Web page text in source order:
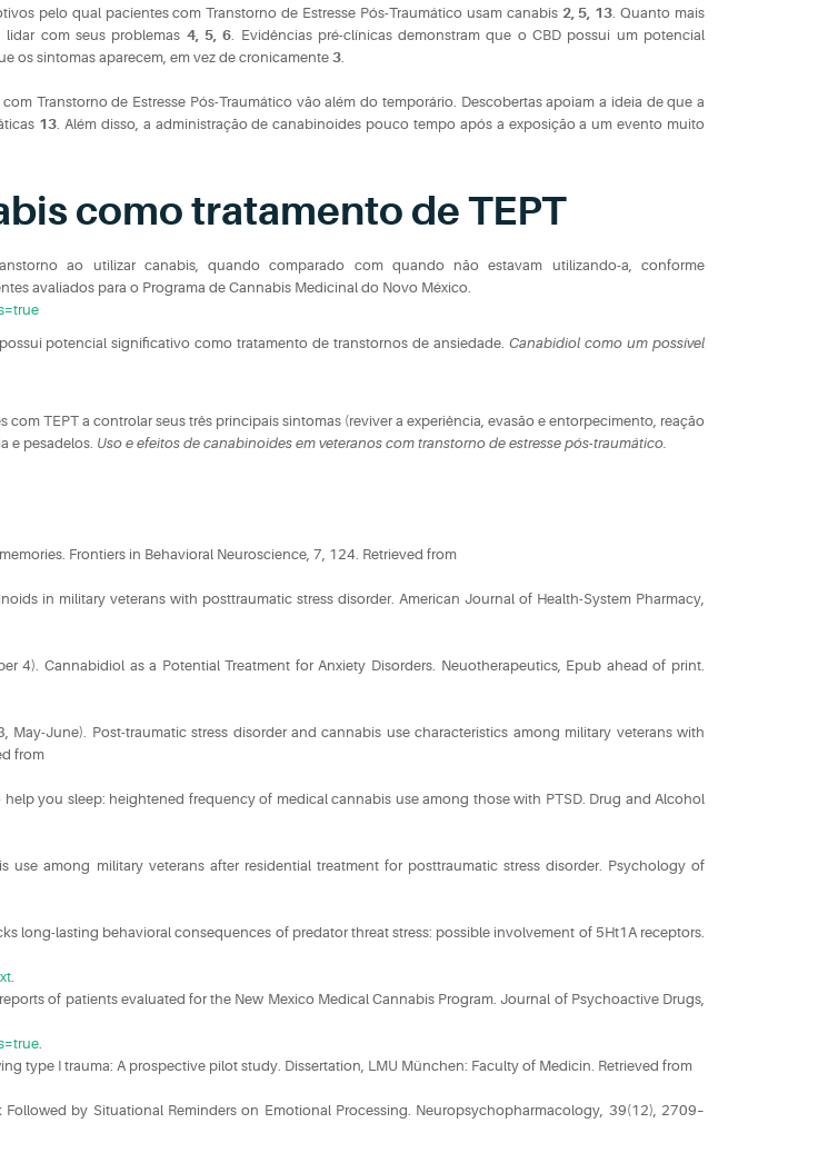
pelo qual pacientes com Transtorno de Estresse Pós-Traumático usam canabis 2, 5, 13 . Quanto mais
com seus problemas 4, 5, 6 . Evidências pré-clínicas demonstram que o CBD possui um potencial
os sintomas aparecem, em vez de cronicamente 3
Transtorno de Estresse Pós-Traumático vão além do temporário. Descobertas apoiam a ideia de que a
13 . Além disso, a administração de canabinoides pouco tempo após a exposição a um evento muito
como tratamento de TEPT
ao utilizar canabis, quando comparado com quando não estavam utilizando-a, conforme
avaliados para o Programa de Cannabis Medicinal do Novo México.
potencial significativo como tratamento de transtornos de ansiedade.Canabidiol como um possível
TEPT a controlar seus três principais sintomas (reviver a experiência, evasão e entorpecimento, reação
e pesadelos. Uso e efeitos de canabinoides em veteranos com transtorno de estresse pós-traumático.
Frontiers in Behavioral Neuroscience, 7, 124. Retrieved from
in military veterans with posttraumatic stress disorder. American Journal of Health-System Pharmacy,
4). Cannabidiol as a Potential Treatment for Anxiety Disorders. Neuotherapeutics, Epub ahead of print.
May-June). Post-traumatic stress disorder and cannabis use characteristics among military veterans with
from
you sleep: heightened frequency of medical cannabis use among those with PTSD. Drug and Alcohol
use among military veterans after residential treatment for posttraumatic stress disorder. Psychology of
long-lasting behavioral consequences of predator threat stress: possible involvement of 5Ht1A receptors.
of patients evaluated for the New Mexico Medical Cannabis Program. Journal of Psychoactive Drugs,
I trauma: A prospective pilot study. Dissertation, LMU München: Faculty of Medicin. Retrieved from
by Situational Reminders on Emotional Processing. Neuropsychopharmacology, 39(12), 2709–